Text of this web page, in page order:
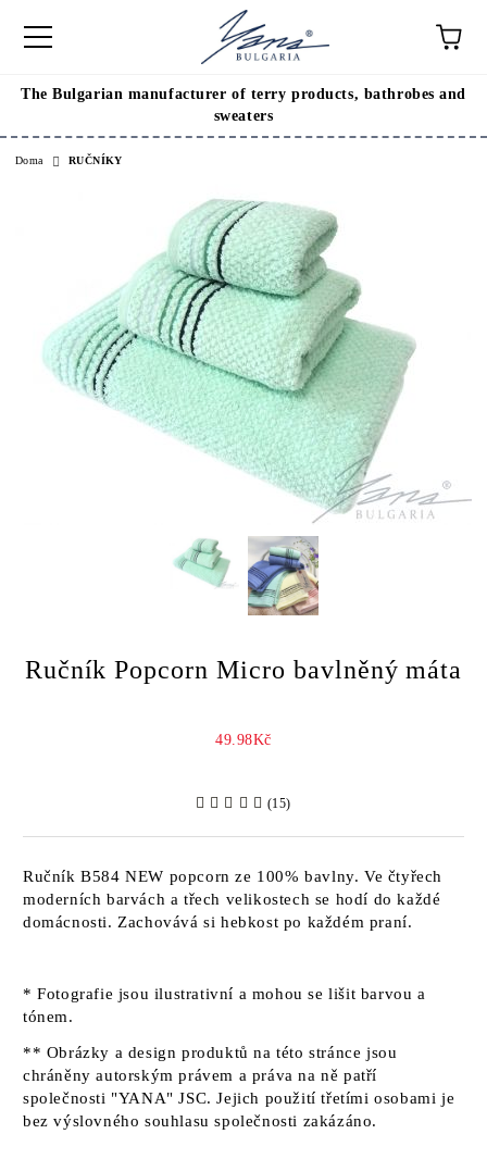
The Bulgarian manufacturer of terry products, bathrobes and
sweaters
Doma RUČNÍKY
Ručník Popcorn Micro bavlněný máta
49.98Kč
(15)
Ručník B584 NEW popcorn ze 100% bavlny. Ve čtyřech
moderních barvách a třech velikostech se hodí do každé
domácnosti. Zachovává si hebkost po každém praní.
* Fotografie jsou ilustrativní a mohou se lišit barvou a
tónem.
** Obrázky a design produktů na této stránce jsou
chráněny autorským právem a práva na ně patří
společnosti "YANA" JSC. Jejich použití třetími osobami je
bez výslovného souhlasu společnosti zakázáno.